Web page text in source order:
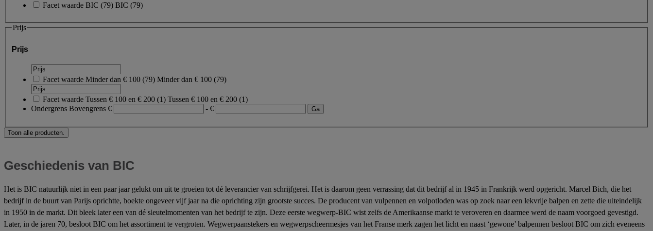
Facet waarde BIC (79) BIC (79)
Prijs
Prijs
Facet waarde Minder dan € 100 (79) Minder dan € 100 (79)
Facet waarde Tussen € 100 en € 200 (1) Tussen € 100 en € 200 (1)
Ondergrens Bovengrens € - €
Toon alle producten.
Geschiedenis van BIC
Het is BIC natuurlijk niet in een paar jaar gelukt om uit te groeien tot dé leverancier van schrijfgerei. Het is daarom geen verrassing dat dit bedrijf al in 1945 in Frankrijk werd opgericht. Marcel Bich, die het
bedrijf in de buurt van Parijs oprichtte, boekte ongeveer vijf jaar na die oprichting zijn grootste succes. De producent van vulpennen en volpotloden was op zoek naar een lekvrije balpen en zette die uiteindelijk
in 1950 in de markt. Dit bleek later een van dé sleutelmomenten van het bedrijf te zijn. Deze eerste wegwerp-BIC wist zelfs de Amerikaanse markt te veroveren en daarmee werd de naam voorgoed gevestigd.
Later, in de jaren 70, besloot BIC om het assortiment te vergroten. Wegwerpaanstekers en wegwerpscheermesjes van het Franse merk zagen het licht en naast ‘gewone’ balpennen besloot BIC om zich eveneens